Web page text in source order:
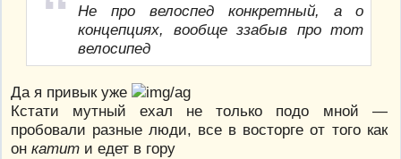
Не про велоспед конкретный, а о
концепциях, вообще ззабыв про тот
велосипед
Да я привык уже
Кстати мутный ехал не только подо мной —
пробовали разные люди, все в восторге от того как
он катит и едет в гору